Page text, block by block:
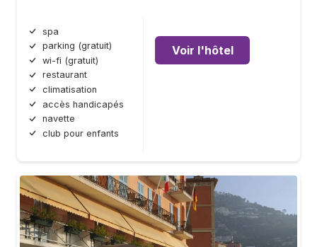
spa
parking (gratuit)
wi-fi (gratuit)
restaurant
climatisation
accès handicapés
navette
club pour enfants
Voir l'hôtel